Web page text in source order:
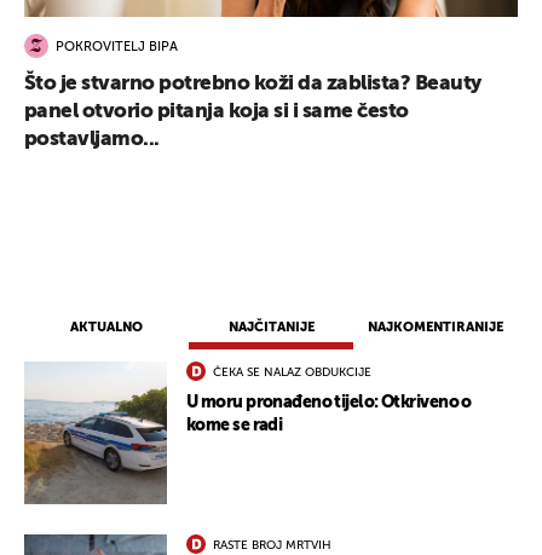
AKTUALNO NAJČITANIJE NAJKOMENTIRANIJE
ČEKA SE NALAZ OBDUKCIJE
U moru pronađeno tijelo: Otkriveno o
kome se radi
RASTE BROJ MRTVIH
POKROVITELJ BIPA
Što je stvarno potrebno koži da zablista? Beauty
panel otvorio pitanja koja si i same često
postavljamo...